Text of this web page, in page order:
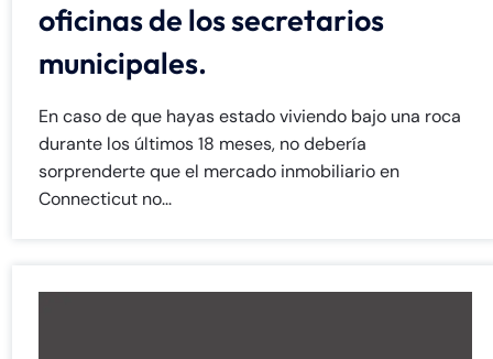
oficinas de los secretarios
municipales.
En caso de que hayas estado viviendo bajo una roca
durante los últimos 18 meses, no debería
sorprenderte que el mercado inmobiliario en
Connecticut no...